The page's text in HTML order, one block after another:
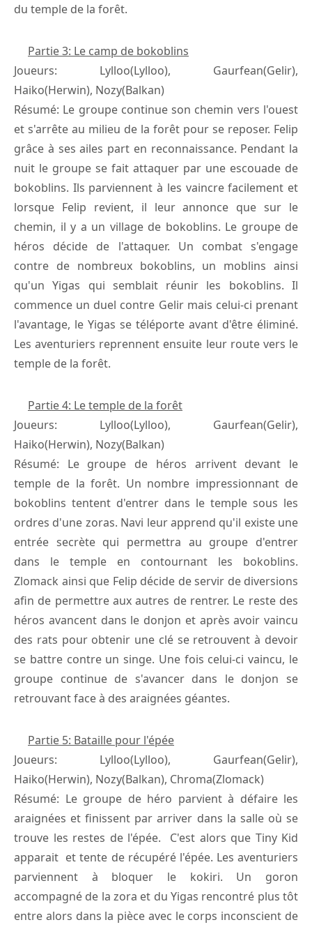
du temple de la forêt.
Partie 3: Le camp de bokoblins
Joueurs: Lylloo(Lylloo), Gaurfean(Gelir),
Haiko(Herwin), Nozy(Balkan)
Résumé: Le groupe continue son chemin vers l'ouest
et s'arrête au milieu de la forêt pour se reposer. Felip
grâce à ses ailes part en reconnaissance. Pendant la
nuit le groupe se fait attaquer par une escouade de
bokoblins. Ils parviennent à les vaincre facilement et
lorsque Felip revient, il leur annonce que sur le
chemin, il y a un village de bokoblins. Le groupe de
héros décide de l'attaquer. Un combat s'engage
contre de nombreux bokoblins, un moblins ainsi
qu'un Yigas qui semblait réunir les bokoblins. Il
commence un duel contre Gelir mais celui-ci prenant
l'avantage, le Yigas se téléporte avant d'être éliminé.
Les aventuriers reprennent ensuite leur route vers le
temple de la forêt.
Partie 4: Le temple de la forêt
Joueurs: Lylloo(Lylloo), Gaurfean(Gelir),
Haiko(Herwin), Nozy(Balkan)
Résumé: Le groupe de héros arrivent devant le
temple de la forêt. Un nombre impressionnant de
bokoblins tentent d'entrer dans le temple sous les
ordres d'une zoras. Navi leur apprend qu'il existe une
entrée secrète qui permettra au groupe d'entrer
dans le temple en contournant les bokoblins.
Zlomack ainsi que Felip décide de servir de diversions
afin de permettre aux autres de rentrer. Le reste des
héros avancent dans le donjon et après avoir vaincu
des rats pour obtenir une clé se retrouvent à devoir
se battre contre un singe. Une fois celui-ci vaincu, le
groupe continue de s'avancer dans le donjon se
retrouvant face à des araignées géantes.
Partie 5: Bataille pour l'épée
Joueurs: Lylloo(Lylloo), Gaurfean(Gelir),
Haiko(Herwin), Nozy(Balkan), Chroma(Zlomack)
Résumé: Le groupe de héro parvient à défaire les
araignées et finissent par arriver dans la salle où se
trouve les restes de l'épée. C'est alors que Tiny Kid
apparait et tente de récupéré l'épée. Les aventuriers
parviennent à bloquer le kokiri. Un goron
accompagné de la zora et du Yigas rencontré plus tôt
entre alors dans la pièce avec le corps inconscient de